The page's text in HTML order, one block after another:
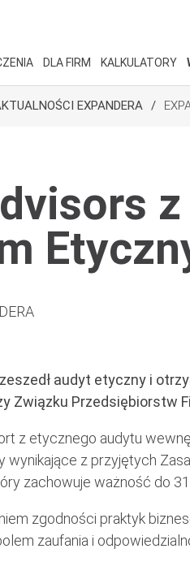
DLA FIRM KALKULATORY
EXPANDERA
z
audyt etyczny i
Związku Przedsiębiorstw
z etycznego audytu
wynikające z przyjętych
zachowuje ważność do
zgodności praktyk
zaufania i